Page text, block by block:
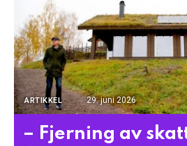
ARTIKKEL 29. juni 2026
– Fjerning av